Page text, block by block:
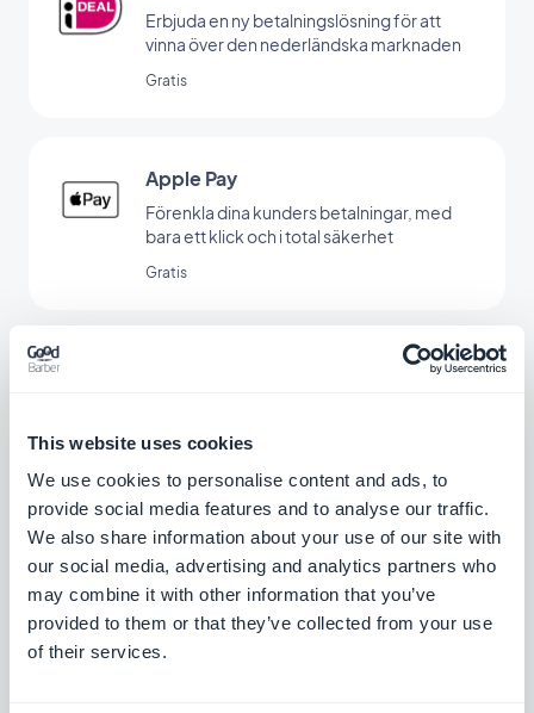
This website uses cookies
We use cookies to personalise content and ads, to
provide social media features and to analyse our traffic.
We also share information about your use of our site with
our social media, advertising and analytics partners who
may combine it with other information that you’ve
provided to them or that they’ve collected from your use
of their services.
Erbjuda en ny betalningslösning för att
vinna över den nederländska marknaden
Gratis
Apple Pay
Förenkla dina kunders betalningar, med
bara ett klick och i total säkerhet
Gratis
kunder
Stripe Extended
Erbjud ytterligare betalningsmetoder i din
butik med Stripe Extended
Gratis